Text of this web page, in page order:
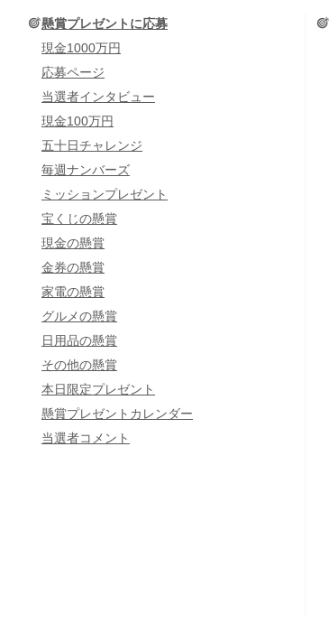
懸賞プレゼントに応募
現金1000万円
応募ページ
当選者インタビュー
現金100万円
五十日チャレンジ
毎週ナンバーズ
ミッションプレゼント
宝くじの懸賞
現金の懸賞
金券の懸賞
家電の懸賞
グルメの懸賞
日用品の懸賞
その他の懸賞
本日限定プレゼント
懸賞プレゼントカレンダー
当選者コメント